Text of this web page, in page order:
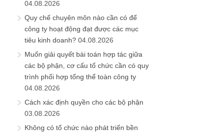
04.08.2026
Quy chế chuyên môn nào cần có để
công ty hoạt động đạt được các mục
tiêu kinh doanh? 04.08.2026
Muốn giải quyết bài toán hợp tác giữa
các bộ phận, cơ cấu tổ chức cần có quy
trình phối hợp tổng thể toàn công ty
04.08.2026
Cách xác định quyền cho các bộ phận
03.08.2026
Không có tổ chức nào phát triển bền